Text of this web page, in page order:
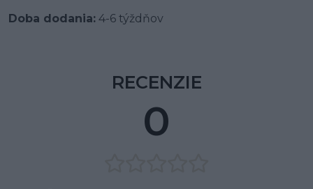
Doba dodania: 4-6 týždňov
RECENZIE
0